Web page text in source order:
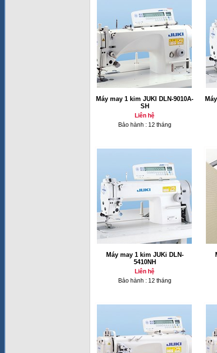
Máy may 1 kim JUKI DLN-9010A-
SH
Liên hệ
Bảo hành : 12 tháng
Máy may 1 kim JUKi DLN-
5410NH
Liên hệ
Bảo hành : 12 tháng